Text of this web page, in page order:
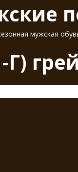
мужская
Г)